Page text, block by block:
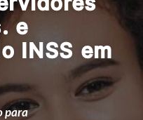
e
INSS em
para